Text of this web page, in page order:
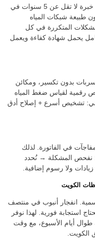
كل فني صحي في شركة سينسبري يمتلك خبرة لا تقل عن 5 سنوات في
طبيعة شبكات المياه
المتكررة في كل
يحمل شهادة كفاءة ويعمل
بدون تكسير، ومكائن
رقمية لقياس ضغط المياه
تشخيص أسرع + إصلاح أدق
في الفاتورة. لذلك
نفحص المشكلة → نُحدد
ولا رسوم إضافية.
انفجار أنبوب في منتصف
استجابة فورية. لهذا نوفر
ساعة طوال أيام الأسبوع، مع وقت